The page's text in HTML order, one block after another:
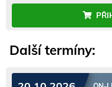
Další termíny: